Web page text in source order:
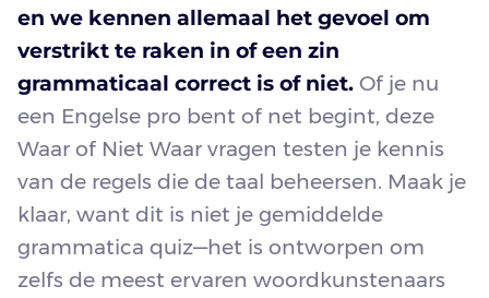
en we kennen allemaal het gevoel om
verstrikt te raken in of een zin
grammaticaal correct is of niet. Of je nu
een Engelse pro bent of net begint, deze
Waar of Niet Waar vragen testen je kennis
van de regels die de taal beheersen. Maak je
klaar, want dit is niet je gemiddelde
grammatica quiz—het is ontworpen om
zelfs de meest ervaren woordkunstenaars